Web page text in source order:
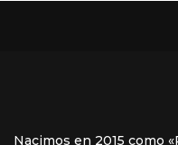
Nacimos en 2015 como